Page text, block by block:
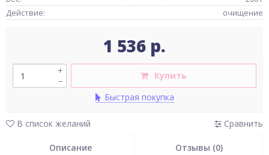
Действие:
очищение
1 536 р.
–
+
Купить
Быстрая покупка
В список желаний Сравнить
Описание Отзывы (0)